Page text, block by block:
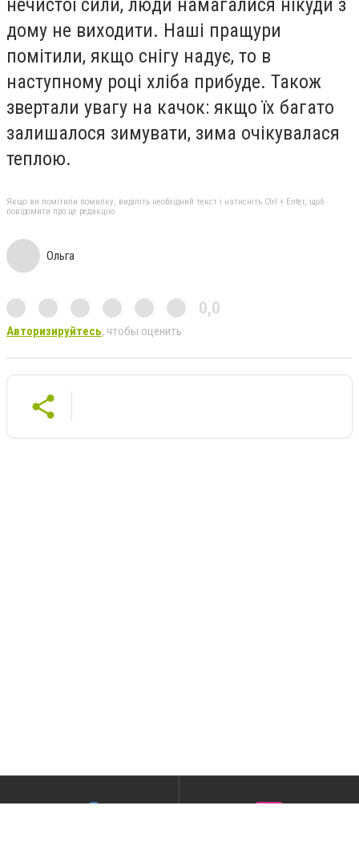
нечистої сили, люди намагалися нікуди з
дому не виходити. Наші пращури
помітили, якщо снігу надує, то в
наступному році хліба прибуде. Також
звертали увагу на качок: якщо їх багато
залишалося зимувати, зима очікувалася
теплою.
Якщо ви помітили помилку, виділіть необхідний текст і натисніть Ctrl + Enter, щоб
повідомити про це редакцію
Ольга
0,0
Авторизируйтесь, чтобы оценить